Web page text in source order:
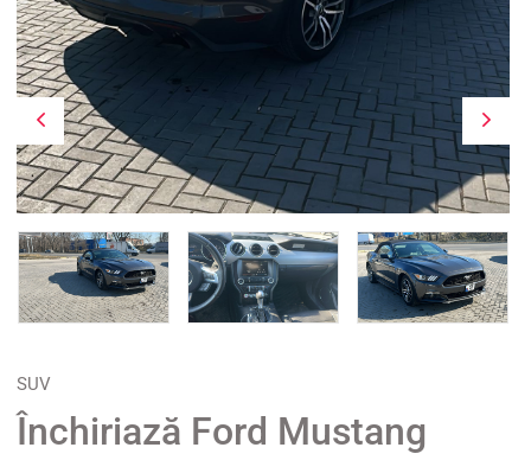
SUV
Închiriază Ford Mustang